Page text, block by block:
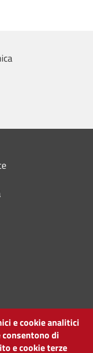
e cookie analitici
di
e cookie terze